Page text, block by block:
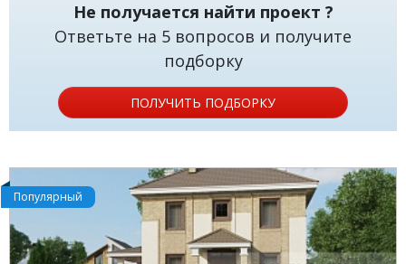
Не получается найти проект ?
Ответьте на 5 вопросов и получите
подборку
ПОЛУЧИТЬ ПОДБОРКУ
Популярный